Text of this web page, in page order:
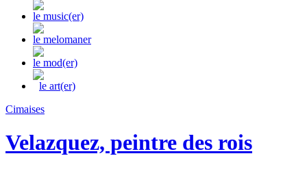
le music(er)
le melomaner
le mod(er)
le art(er)
Cimaises
Velazquez, peintre des rois